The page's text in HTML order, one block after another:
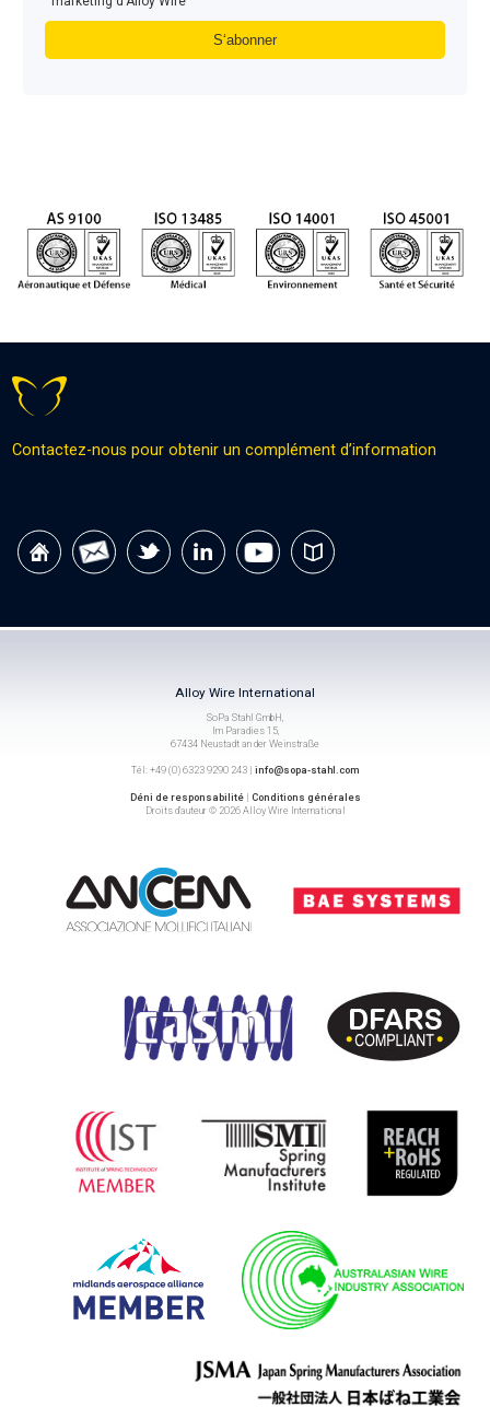
Contactez-nous pour obtenir un complément d’information
Alloy Wire International
SoPa Stahl GmbH,
Im Paradies 15,
67434 Neustadt an der Weinstraße
Tél: +49 (0) 6323 9290 243 | info@sopa-stahl.com
Déni de responsabilité| Conditions générales
Droits d’auteur © 2026 Alloy Wire International